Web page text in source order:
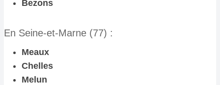
Bezons
En Seine-et-Marne (77) :
Meaux
Chelles
Melun